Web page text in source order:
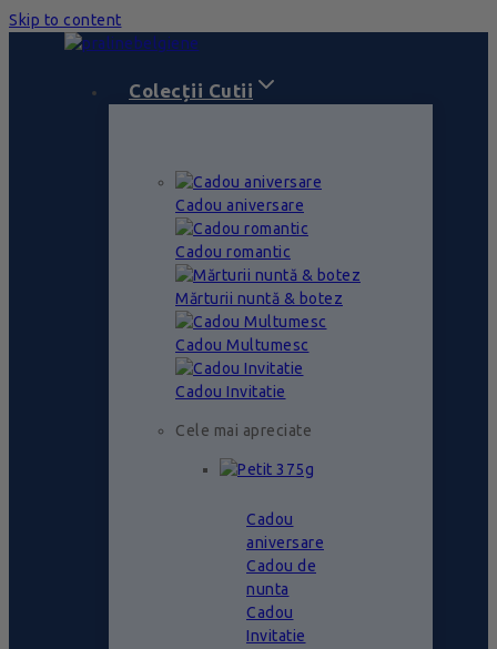
Skip to content
Colecții Cutii
Cadou aniversare
Cadou romantic
Mărturii nuntă & botez
Cadou Multumesc
Cadou Invitatie
Cele mai apreciate
Cadou
aniversare
Cadou de
nunta
Cadou
Invitatie